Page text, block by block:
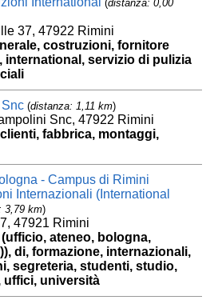
(distanza: 0,00
37, 47922 Rimini
costruzioni, fornitore
international, servizio di pulizia
(distanza: 1,11 km)
Snc, 47922 Rimini
fabbrica, montaggi,
- Campus di Rimini
Internazionali (International
3,79 km)
47921 Rimini
ateneo, bologna,
di, formazione, internazionali,
segreteria, studenti, studio,
uffici, università